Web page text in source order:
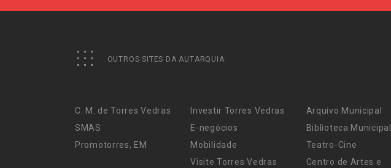
OUTROS SITES DA AUTARQUIA
C. M. de Torres Vedras
SMAS
Promotorres, EM
Investir Torres Vedras
E-negócios
Mobilidade
Visite Torres Vedras
Arquivo Municipal
Biblioteca Municipal
Teatro-Cine
Centro de Artes e